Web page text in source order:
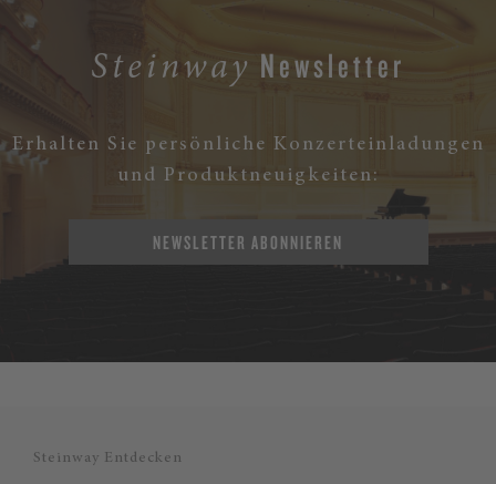
Steinway Newsletter
Erhalten Sie persönliche Konzerteinladungen
und Produktneuigkeiten:
NEWSLETTER ABONNIEREN
Steinway Entdecken